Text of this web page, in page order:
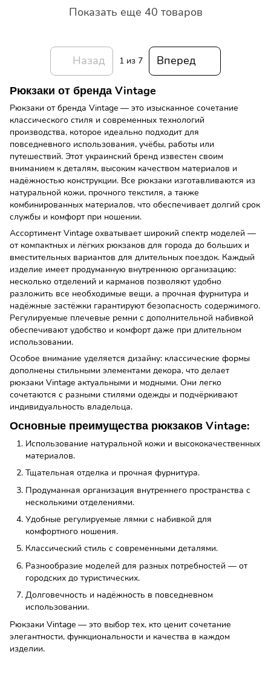
Показать еще 40 товаров
Назад 1 из 7 Вперед
Рюкзаки от бренда Vintage
Рюкзаки от бренда Vintage — это изысканное сочетание
классического стиля и современных технологий
производства, которое идеально подходит для
повседневного использования, учёбы, работы или
путешествий. Этот украинский бренд известен своим
вниманием к деталям, высоким качеством материалов и
надёжностью конструкции. Все рюкзаки изготавливаются из
натуральной кожи, прочного текстиля, а также
комбинированных материалов, что обеспечивает долгий срок
службы и комфорт при ношении.
Ассортимент Vintage охватывает широкий спектр моделей —
от компактных и лёгких рюкзаков для города до больших и
вместительных вариантов для длительных поездок. Каждый
изделие имеет продуманную внутреннюю организацию:
несколько отделений и карманов позволяют удобно
разложить все необходимые вещи, а прочная фурнитура и
надёжные застёжки гарантируют безопасность содержимого.
Регулируемые плечевые ремни с дополнительной набивкой
обеспечивают удобство и комфорт даже при длительном
использовании.
Особое внимание уделяется дизайну: классические формы
дополнены стильными элементами декора, что делает
рюкзаки Vintage актуальными и модными. Они легко
сочетаются с разными стилями одежды и подчёркивают
индивидуальность владельца.
Основные преимущества рюкзаков Vintage:
Использование натуральной кожи и высококачественных
материалов.
Тщательная отделка и прочная фурнитура.
Продуманная организация внутреннего пространства с
несколькими отделениями.
Удобные регулируемые лямки с набивкой для
комфортного ношения.
Классический стиль с современными деталями.
Разнообразие моделей для разных потребностей — от
городских до туристических.
Долговечность и надёжность в повседневном
использовании.
Рюкзаки Vintage — это выбор тех, кто ценит сочетание
элегантности, функциональности и качества в каждом
изделии.